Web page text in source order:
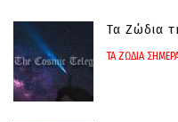
Τα Ζώδια
ΤΑ ΖΩΔΙΑ